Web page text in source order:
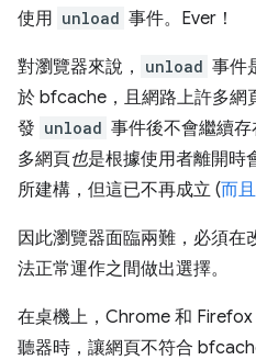
使用 unload 事件。Ever！
對瀏覽器來說， unload 事件
於 bfcache，且網路上許多網
發 unload 事件後不會繼續
多網頁也是根據使用者離開時
所建構，但這已不再成立 (而
因此瀏覽器面臨兩難，必須
法正常運作之間做出選擇。
在桌機上，Chrome 和
聽器時，讓網頁不符合